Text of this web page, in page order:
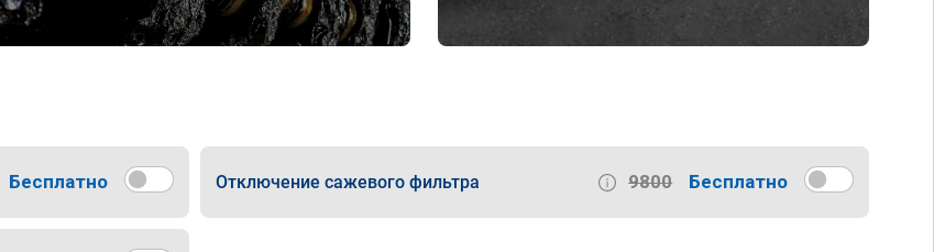
Бесплатно Отключение сажевого фильтра 9800 Бесплатно